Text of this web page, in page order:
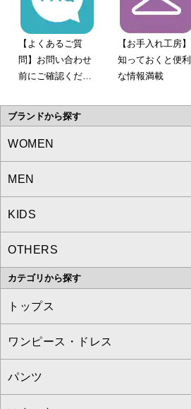
【よくあるご質
問】お問い合わせ
前にご確認くださ
【お手入れ工房】
知っておくと便利
な情報満載
ブランドから探す
WOMEN
a.v.v
MICHEL KLEIN
MK MICHEL KLEIN
OFUON le MK
MEN
a.v.v
MICHEL KLEIN HOMME
MK MICHEL KLEIN HOMME
KIDS
a.v.v
OTHERS
MK MICHEL KLEIN BAG
カテゴリから探す
トップス
すべてのトップス
カットソー・Tシャツ
ワンピース・ドレス
すべてのワンピース・ドレス
パンツ